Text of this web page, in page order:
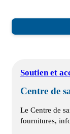
Soutien et
Centre de
Le Centre de
fournitures,